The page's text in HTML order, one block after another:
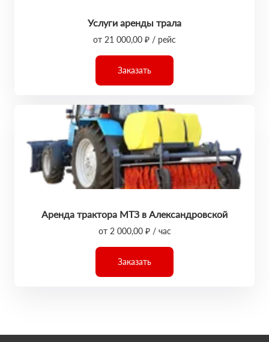
Услуги аренды трала
от 21 000,00 ₽ / рейс
Заказать
Аренда трактора МТЗ в Александровской
от 2 000,00 ₽ / час
Заказать